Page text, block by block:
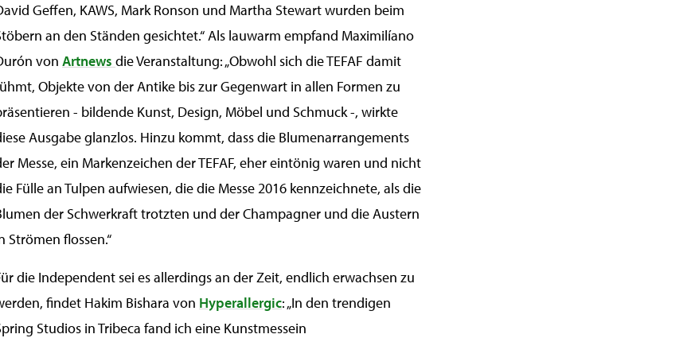
Geffen, KAWS, Mark Ronson und Martha Stewart wurden beim
an den Ständen gesichtet.“ Als lauwarm empfand Maximilíano
von Artnews die Veranstaltung: „Obwohl sich die TEFAF damit
Objekte von der Antike bis zur Gegenwart in allen Formen zu
- bildende Kunst, Design, Möbel und Schmuck -, wirkte
Ausgabe glanzlos. Hinzu kommt, dass die Blumenarrangements
Messe, ein Markenzeichen der TEFAF, eher eintönig waren und nicht
Fülle an Tulpen aufwiesen, die die Messe 2016 kennzeichnete, als die
der Schwerkraft trotzten und der Champagner und die Austern
Strömen flossen.“
die Independent sei es allerdings an der Zeit, endlich erwachsen zu
findet Hakim Bishara von Hyperallergic: „In den trendigen
Studios in Tribeca fand ich eine Kunstmessein